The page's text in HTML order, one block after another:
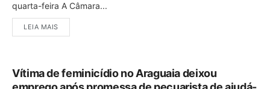
quarta-feira A Câmara...
LEIA MAIS
Vítima de feminicídio no Araguaia deixou